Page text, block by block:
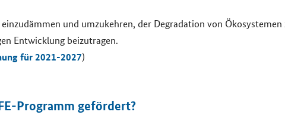
und um­zu­keh­ren, der De­gra­da­ti­on von Öko­sys­te­men
Ent­wick­lung bei­zu­tra­gen.
für 2021-​2027)
​Programm ge­för­dert?